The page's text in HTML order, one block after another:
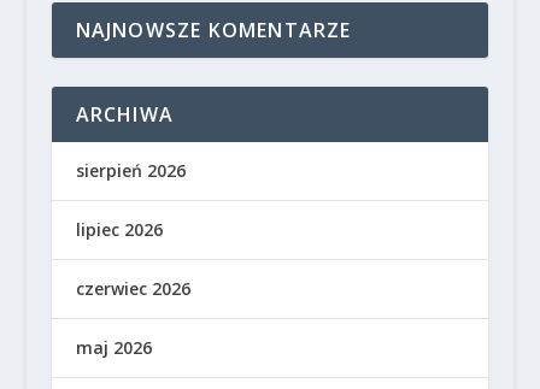
NAJNOWSZE KOMENTARZE
ARCHIWA
sierpień 2026
lipiec 2026
czerwiec 2026
maj 2026